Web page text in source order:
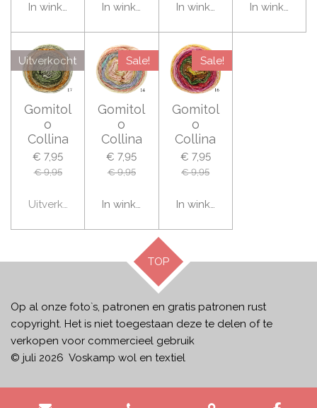
In winkelwagenIn winkelwagenIn winkelwagenIn
Uitverkocht
Gomitol
o
Collina
€ 7,95
€ 9,95
Uitverkocht
Sale!
Gomitol
o
Collina
€ 7,95
€ 9,95
In winkelwagen
Sale!
Gomitol
o
Collina
€ 7,95
€ 9,95
In winkelwagen
TOP
Op al onze foto`s, patronen en gratis patronen rust
copyright. Het is niet toegestaan deze te delen of te
verkopen voor commercieel gebruik
© juli 2026 Voskamp wol en textiel